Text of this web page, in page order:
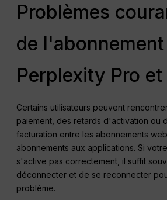
Problèmes
de l'abonnement
Perplexity Pro
Certains utilisateurs peuvent
paiement, des retards d'activation ou
facturation entre les abonnements
abonnements aux applications. Si
s'active pas correctement, il suffit
déconnecter et de se reconnecter
problème.